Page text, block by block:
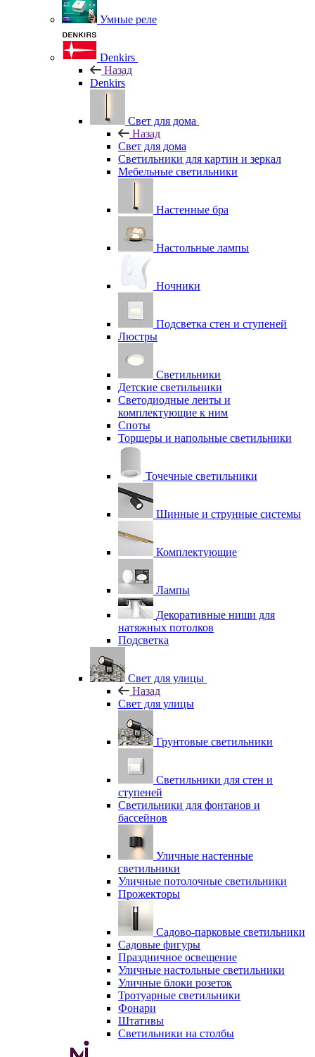
Умные реле
Denkirs
Назад
Denkirs
Свет для дома
Назад
Свет для дома
Светильники для картин и зеркал
Мебельные светильники
Настенные бра
Настольные лампы
Ночники
Подсветка стен и ступеней
Люстры
Светильники
Детские светильники
Светодиодные ленты и
комплектующие к ним
Споты
Торшеры и напольные светильники
Точечные светильники
Шинные и струнные системы
Комплектующие
Лампы
Декоративные ниши для
натяжных потолков
Подсветка
Свет для улицы
Назад
Свет для улицы
Грунтовые светильники
Светильники для стен и
ступеней
Светильники для фонтанов и
бассейнов
Уличные настенные
светильники
Уличные потолочные светильники
Прожекторы
Садово-парковые светильники
Садовые фигуры
Праздничное освещение
Уличные настольные светильники
Уличные блоки розеток
Тротуарные светильники
Фонари
Штативы
Светильники на столбы